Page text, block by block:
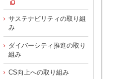
サステナビリティの取り組
み
ダイバーシティ推進の取り
組み
CS向上への取り組み